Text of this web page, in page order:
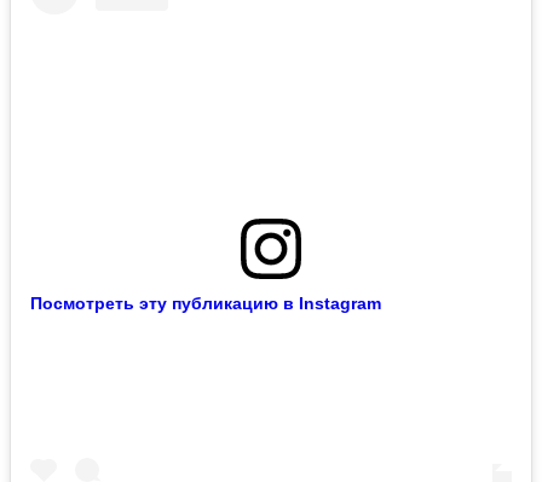
Посмотреть эту публикацию в Instagram